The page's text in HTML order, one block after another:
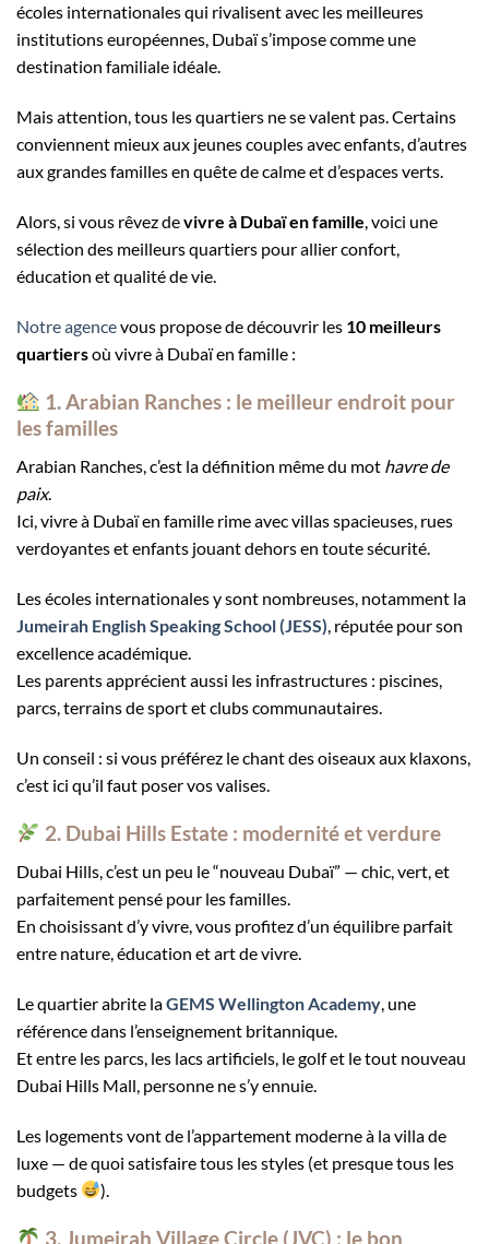
écoles internationales qui rivalisent avec les meilleures
institutions européennes, Dubaï s’impose comme une
destination familiale idéale.
Mais attention, tous les quartiers ne se valent pas. Certains
conviennent mieux aux jeunes couples avec enfants, d’autres
aux grandes familles en quête de calme et d’espaces verts.
Alors, si vous rêvez devivre à Dubaï en famille, voici une
sélection des meilleurs quartiers pour allier confort,
éducation et qualité de vie.
Notre agencevous propose de découvrir les 10 meilleurs
quartiersoù vivre à Dubaï en famille :
1. Arabian Ranches : le meilleur endroit pour
les familles
Arabian Ranches, c’est la définition même du mot havre de
paix.
Ici, vivre à Dubaï en famille rime avec villas spacieuses, rues
verdoyantes et enfants jouant dehors en toute sécurité.
Les écoles internationales y sont nombreuses, notamment la
Jumeirah English Speaking School (JESS), réputée pour son
excellence académique.
Les parents apprécient aussi les infrastructures : piscines,
parcs, terrains de sport et clubs communautaires.
Un conseil : si vous préférez le chant des oiseaux aux klaxons,
c’est ici qu’il faut poser vos valises.
2. Dubai Hills Estate : modernité et verdure
Dubai Hills, c’est un peu le “nouveau Dubaï” — chic, vert, et
parfaitement pensé pour les familles.
En choisissant d’y vivre, vous profitez d’un équilibre parfait
entre nature, éducation et art de vivre.
Le quartier abrite laGEMS Wellington Academy , une
référence dans l’enseignement britannique.
Et entre les parcs, les lacs artificiels, le golf et le tout nouveau
Dubai Hills Mall, personne ne s’y ennuie.
Les logements vont de l’appartement moderne à la villa de
luxe — de quoi satisfaire tous les styles (et presque tous les
budgets
).
3. Jumeirah Village Circle (JVC) : le bon